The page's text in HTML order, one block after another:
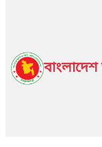
বাংলাদেশ